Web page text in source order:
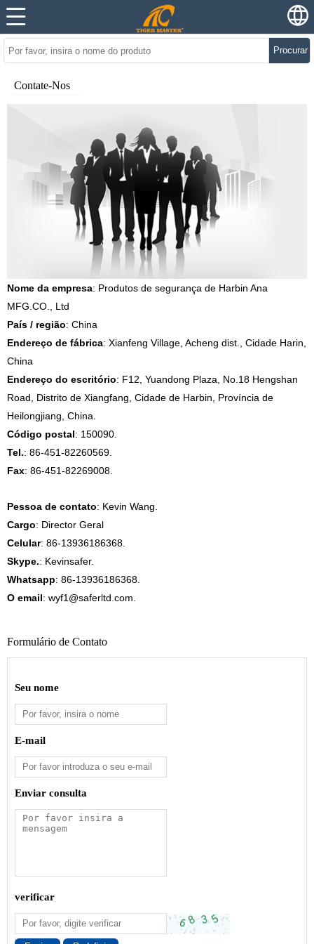
Procurar
Contate-Nos
Nome da empresa: Produtos de segurança de Harbin Ana
MFG.CO., Ltd
País / região: China
Endereço de fábrica: Xianfeng Village, Acheng dist., Cidade Harin,
China
Endereço do escritório: F12, Yuandong Plaza, No.18 Hengshan
Road, Distrito de Xiangfang, Cidade de Harbin, Província de
Heilongjiang, China.
Código postal: 150090.
Tel.: 86-451-82260569.
Fax: 86-451-82269008.
Pessoa de contato: Kevin Wang.
Cargo: Director Geral
Celular: 86-13936186368.
Skype.: Kevinsafer.
Whatsapp: 86-13936186368.
O email: wyf1@saferltd.com.
Formulário de Contato
Seu nome
E-mail
Enviar consulta
verificar